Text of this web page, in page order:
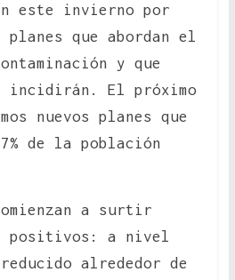
este invierno por
planes que abordan el
y que
incidirán. El próximo
nuevos planes que
de la población
a surtir
positivos: a nivel
alrededor de